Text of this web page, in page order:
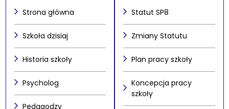
Strona główna
Szkoła dzisiaj
Historia szkoły
Psycholog
Pedagodzy
Statut SP8
Zmiany Statutu
Plan pracy szkoły
Koncepcja pracy
szkoły